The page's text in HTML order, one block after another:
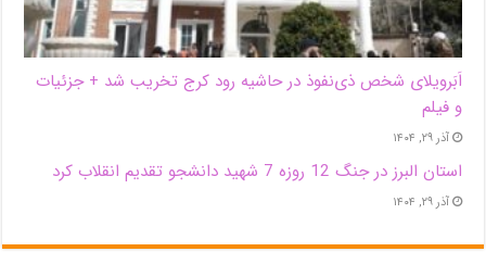
اَبَر‌ویلای شخص ذی‌نفوذ در حاشیه‌ رود کرج تخریب شد + جزئیات
و فیلم
آذر ۲۹, ۱۴۰۴
استان البرز در جنگ 12 روزه 7 شهید دانشجو تقدیم انقلاب کرد
آذر ۲۹, ۱۴۰۴